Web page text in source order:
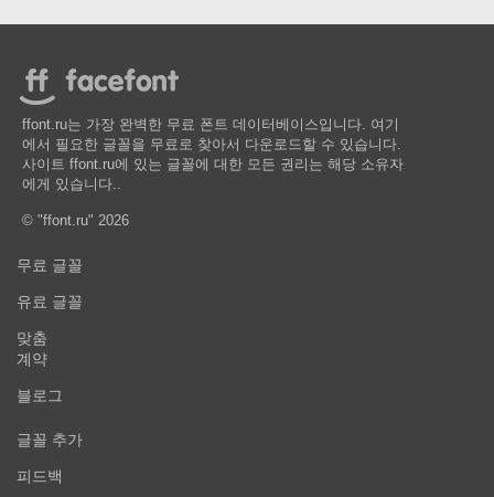
ffont.ru는 가장 완벽한 무료 폰트 데이터베이스입니다. 여기
에서 필요한 글꼴을 무료로 찾아서 다운로드할 수 있습니다.
사이트 ffont.ru에 있는 글꼴에 대한 모든 권리는 해당 소유자
에게 있습니다..
© "ffont.ru" 2026
무료 글꼴
유료 글꼴
맞춤
계약
블로그
글꼴 추가
피드백